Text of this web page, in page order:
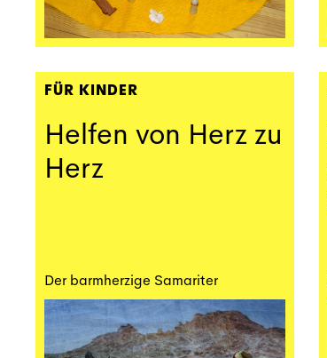
FÜR KINDER
Helfen von Herz zu
Herz
Der barmherzige Samariter